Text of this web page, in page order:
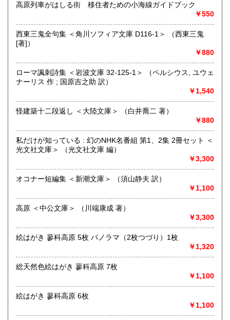
追分コロニーは「豊かな暮らし」をテーマにした「村の古本
屋」です。人が精神的に豊かな生活を送るための 様々な遊び
的「衣・食・住、アート、音楽、旅、 趣味、健康、文芸、経
済、社会、哲学、政治」 等の幅広いテーマを扱います。
「日本の古本屋」で販売している古本は、隣りの「文化磁場
油や」で一部展示販売も春～秋にしています、堀辰雄、立原
道造、加藤周一などのゆかりの土地柄です。信州にお越しの
沿線名：しなの鉄道
営業時間：12:00〜17:00
定休日：火・水曜日(夏季:毎日営業、冬季:天気次第)
◇近隣であれば書籍の買取をしています。少数であれば店へ
の持ち込み、あるいは量が多い場合はまずは電話などで相談
買取が出来る本とそうでない本があります、メール・電話等
取り扱い分野
哲学宗教、歴史、社会科学、美術工芸、外国文学、趣味、サ
ブカルチャー、古書一般（その他）
高原列車がはしる街 移住者ための小海線ガイドブック
￥550
西東三鬼全句集 ＜角川ソフィア文庫 D116-1＞ （西東三鬼
[著]）
￥880
ローマ諷刺詩集 ＜岩波文庫 32-125-1＞ （ペルシウス, ユウェ
ナーリス 作 ; 国原吉之助 訳）
￥1,540
怪建築十二段返し ＜大陸文庫＞ （白井喬二 著）
￥880
私だけが知っている : 幻のNHK名番組 第1、2集 2冊セット ＜
光文社文庫＞ （光文社文庫 編）
￥3,300
オコナー短編集 ＜新潮文庫＞ （須山静夫 訳）
￥1,100
高原 ＜中公文庫＞ （川端康成 著）
￥3,300
絵はがき 蓼科高原 5枚 パノラマ（2枚つづり）1枚
￥1,320
総天然色絵はがき 蓼科高原 7枚
￥1,100
絵はがき 蓼科高原 6枚
￥1,100